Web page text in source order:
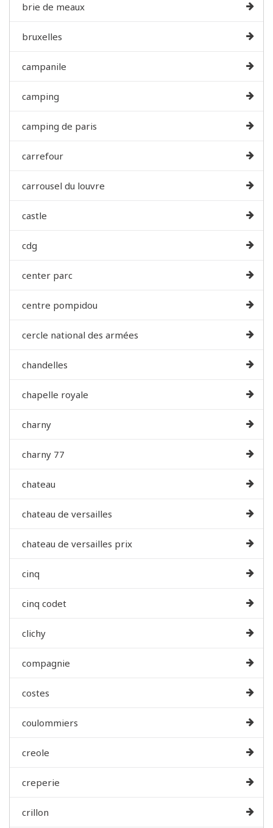
brie de meaux
bruxelles
campanile
camping
camping de paris
carrefour
carrousel du louvre
castle
cdg
center parc
centre pompidou
cercle national des armées
chandelles
chapelle royale
charny
charny 77
chateau
chateau de versailles
chateau de versailles prix
cinq
cinq codet
clichy
compagnie
costes
coulommiers
creole
creperie
crillon